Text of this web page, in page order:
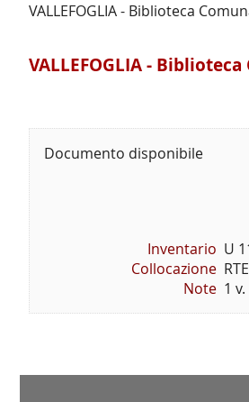
VALLEFOGLIA - Biblioteca
VALLEFOGLIA -
Documento disponibile
Inventario U
Collocazione
Note 1 v.